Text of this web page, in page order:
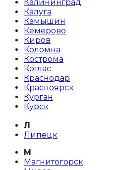
Калининград
Калуга
Камышин
Кемерово
Киров
Коломна
Кострома
Котлас
Краснодар
Красноярск
Курган
Курск
Л
Липецк
М
Магнитогорск